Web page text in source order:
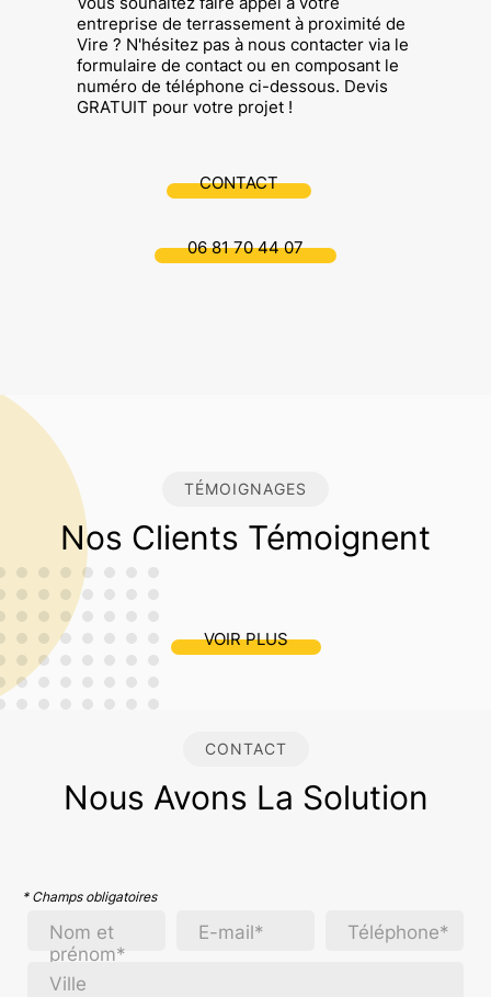
entreprise de terrassement à proximité de
Vire ? N'hésitez pas à nous contacter via le
formulaire de contact ou en composant le
numéro de téléphone ci-dessous. Devis
GRATUIT pour votre projet !
CONTACT
06 81 70 44 07
TÉMOIGNAGES
Nos Clients Témoignent
VOIR PLUS
CONTACT
Nous Avons La Solution
* Champs obligatoires
Nom et
prénom*
E-mail* Téléphone*
Ville